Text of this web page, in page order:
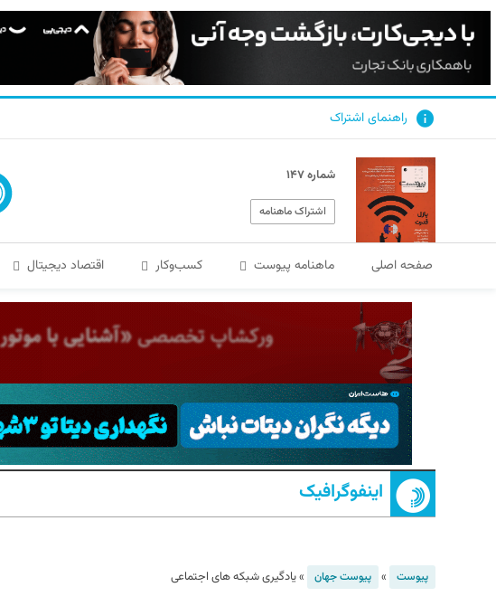
راهنمای اشتراک
شماره ۱۴۷
اشتراک ماهنامه
صفحه اصلی ماهنامه پیوست کسب‌و‌کار اقتصاد دیجیتال
اینفوگرافیک
پیوست » پیوست جهان »یادگیری شبکه های اجتماعی